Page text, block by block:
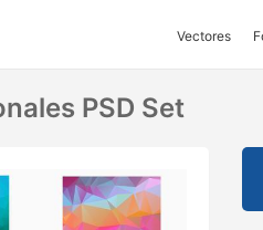
Vectores
PSD Set